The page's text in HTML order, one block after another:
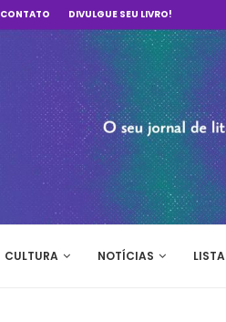
CONTATO DIVULGUE SEU LIVRO!
CULTURA NOTÍCIAS